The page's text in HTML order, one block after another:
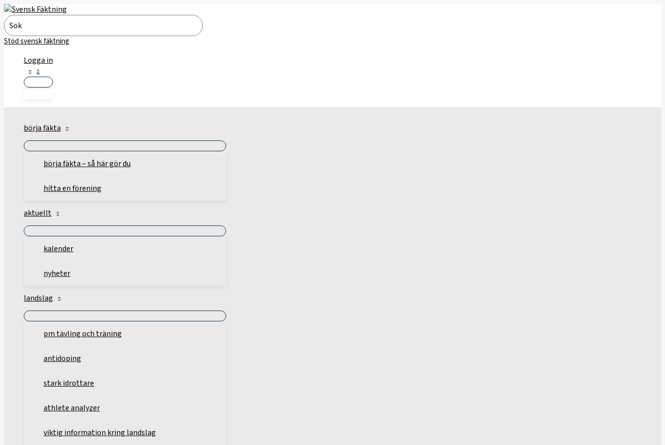
Hoppa
till
innehåll
Search
for:
Stöd svensk fäktning
Logga in
börja fäkta
börja fäkta – så här gör du
hitta en förening
aktuellt
kalender
nyheter
landslag
pm tävling och träning
antidoping
stark idrottare
athlete analyzer
viktig information kring landslag